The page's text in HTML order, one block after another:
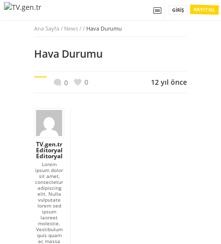
KAYIT OL
GIRIŞ
Ana Sayfa / News / / Hava Durumu
Hava Durumu
0 0 12 yıl önce
TV.gen.tr
Editoryal
Editoryal
Lorem
ipsum dolor
sit amet,
consectetur
adipiscing
elit. Nulla
vulputate
lorem sed
ipsum
laoreet
molestie.
Vestibulum
quis quam
ac massa